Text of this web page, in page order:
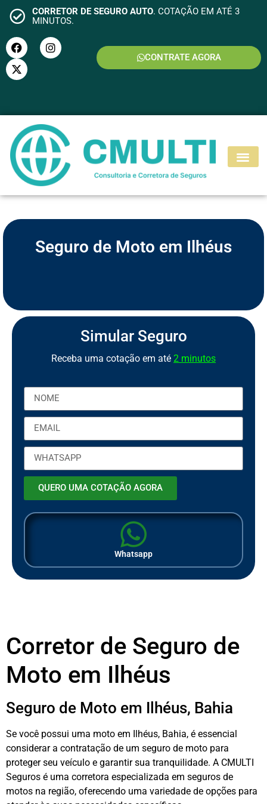
CORRETOR DE SEGURO AUTO. COTAÇÃO EM ATÉ 3
MINUTOS.
CONTRATE AGORA
SEGURO MOTO
Seguro de Moto em Ilhéus
Simular Seguro
Receba uma cotação em até 2 minutos
QUERO UMA COTAÇÃO AGORA
Whatsapp
Corretor de Seguro de
Moto em Ilhéus
Seguro de Moto em Ilhéus, Bahia
Se você possui uma moto em Ilhéus, Bahia, é essencial
considerar a contratação de um seguro de moto para
proteger seu veículo e garantir sua tranquilidade. A CMULTI
Seguros é uma corretora especializada em seguros de
motos na região, oferecendo uma variedade de opções para